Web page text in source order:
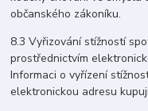
občanského zákoníku.
8.3 Vyřizování stížností
prostřednictvím
Informaci o vyřízení
elektronickou adresu